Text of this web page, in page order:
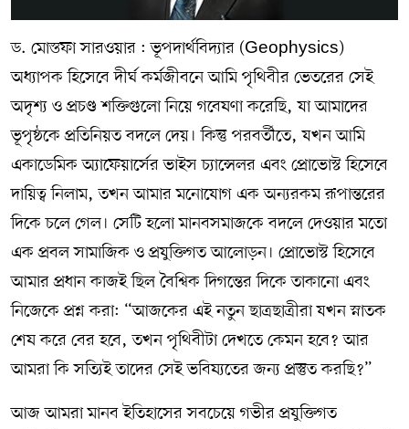
ড. মোস্তফা সারওয়ার : ভূপদার্থবিদ্যার (Geophysics)
অধ্যাপক হিসেবে দীর্ঘ কর্মজীবনে আমি পৃথিবীর ভেতরের সেই
অদৃশ্য ও প্রচণ্ড শক্তিগুলো নিয়ে গবেষণা করেছি, যা আমাদের
ভূপৃষ্ঠকে প্রতিনিয়ত বদলে দেয়। কিন্তু পরবর্তীতে, যখন আমি
একাডেমিক অ্যাফেয়ার্সের ভাইস চ্যান্সেলর এবং প্রোভোস্ট হিসেবে
দায়িত্ব নিলাম, তখন আমার মনোযোগ এক অন্যরকম রূপান্তরের
দিকে চলে গেল। সেটি হলো মানবসমাজকে বদলে দেওয়ার মতো
এক প্রবল সামাজিক ও প্রযুক্তিগত আলোড়ন। প্রোভোস্ট হিসেবে
আমার প্রধান কাজই ছিল বৈশ্বিক দিগন্তের দিকে তাকানো এবং
নিজেকে প্রশ্ন করা: “আজকের এই নতুন ছাত্রছাত্রীরা যখন স্নাতক
শেষ করে বের হবে, তখন পৃথিবীটা দেখতে কেমন হবে? আর
আমরা কি সত্যিই তাদের সেই ভবিষ্যতের জন্য প্রস্তুত করছি?”
আজ আমরা মানব ইতিহাসের সবচেয়ে গভীর প্রযুক্তিগত